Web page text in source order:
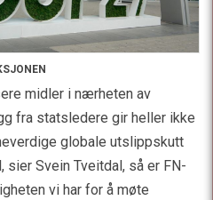
midler i nærheten av
fra statsledere gir heller ikke
globale utslippskutt
Svein Tveitdal, så er FN-
vi har for å møte